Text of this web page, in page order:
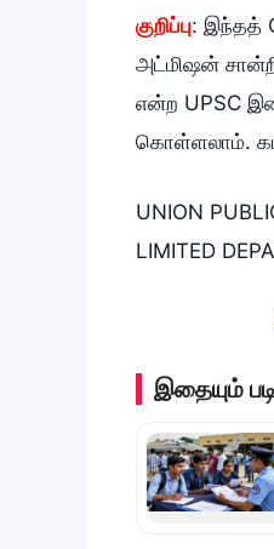
குறிப்பு: இந்தத்
அட்மிஷன்
என்ற UPSC
கொள்ளலாம்.
UNION
LIMITED
இதையும்